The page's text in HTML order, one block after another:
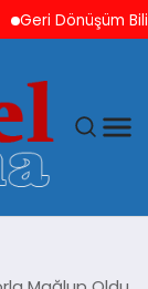
Dönüşüm